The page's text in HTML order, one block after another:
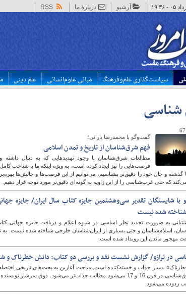
آرشیو دربارهٔ ما RSS
اطلاع رسانی فرهنگ
سیاست‌گذاری علم‌وفرهنگ مبانی علوم‌انسانی علم دینی
گفت‌وگو با محمدرضا بارانی؛
فهم شرق‌شناسان از تاریخ و تمدن‌ اسلامی
مطالعات شرق‌شناسان با وجود تهدیدهایی که به دنبال
فرصت‌هایی را نیز ایجاد کرده است، به ‌ویژه اینکه ما با شناخت
گذشته و حال خود را دقیق‌تر بشناسیم، می‌توانیم از این فرصت‌ها و چالش‌ها
که حتی غرب‌شناسی را از این زاویه به گونه‌ای دقیق‌تر مورد توجه قرار دهیم.
با شایستگان تقدیر سی‌وهشتمین جایزه کتاب سال ایران/ جایزه
شده نیست
به ضرورت تجدید نظر اساسی در شیوه اعلام و دریافت جایزه جهانی
اسلام‌شناسان و حتی بسیاری از ایران‌شناسان خارجی شناخته شده نیست.
مهجور ماندن این رویداد شده است.
در ترازو/ گزارش نشست نقد و بررسی دو کتاب: دانش خطرناک و
بسیار جذاب و خسته‌کننده است. مباحث آغازین به بحث‌های تاریخی
بحث شرق‌شناسی در قرن 16 و 17 می‌شود مطالب جذاب‌تر می‌شود. ذوق
زدوده می‌شود.